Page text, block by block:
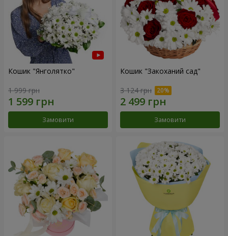
Кошик "Янголятко"
1 999 грн
Замовити
Кошик "Закоханий сад"
3 124 грн
Замовити